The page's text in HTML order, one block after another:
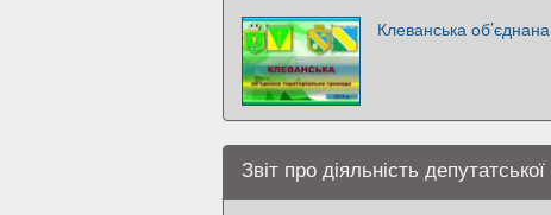
Клеванська
Звіт про діяльність